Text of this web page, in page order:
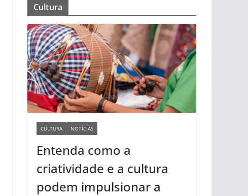
Cultura
CULTURA NOTÍCIAS
Entenda como a
criatividade e a cultura
podem impulsionar a